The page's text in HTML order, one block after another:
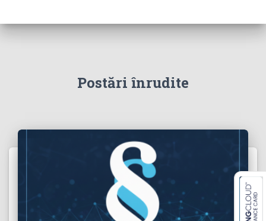
Postări înrudite